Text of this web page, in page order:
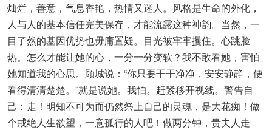
灿烂，善意，气息香艳，热情又迷人。风格是生命的外化，
人与人的基本信任完美保存，才能流露这种神韵。当然，一
目了然的基因优势也毋庸置疑。目光被牢牢攫住。心跳脸
热。怎么才能让她的心，一分一分变软？我不敢看她，害怕
她知道我的心思。顾城说：“你只要干干净净，安安静静，便
看得清清楚楚。”就是说她。我怕。赶紧移开视线。警告自
己：走！明知不可为而仍然祭上自己的灵魂，是大花痴！做
个戒绝人生欲望，一意孤行的人吧！做两分钟，贵夫人走